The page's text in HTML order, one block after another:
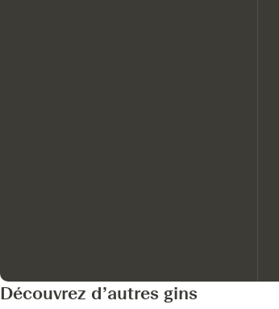
Découvrez d’autres gins